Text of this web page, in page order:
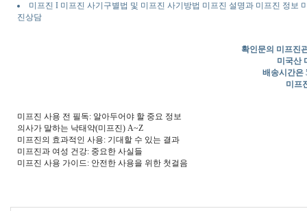
미프진 I 미프진 사기구별법 및 미프진 사기방법 미프진 설명과 미프진 정
진상담
확인문의 미프진
미국산
배송시간은
미프
미프진 사용 전 필독: 알아두어야 할 중요 정보
의사가 말하는 낙태약(미프진) A~Z
미프진의 효과적인 사용: 기대할 수 있는 결과
미프진과 여성 건강: 중요한 사실들
미프진 사용 가이드: 안전한 사용을 위한 첫걸음